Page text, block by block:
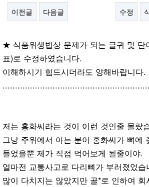
이전글 다음글 수정
★ 식품위생법상 문제가 되는 글귀 및 단
표)로 수정하였습니다.
이해하시기 힘드시더라도 양해바랍니
저는 홍화씨라는 것이 이런 것인줄 몰랐
그냥 주위에서 아는 분이 홍화씨가 뼈에
들었을뿐 제가 직접 먹어보게 될줄이야.
얼마전 교통사고로 다리뼈가 부러졌었습
많이 다치지는 않았지만 골*로 인하여